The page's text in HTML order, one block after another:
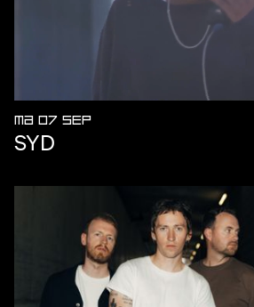
MA 07 SEP
SYD